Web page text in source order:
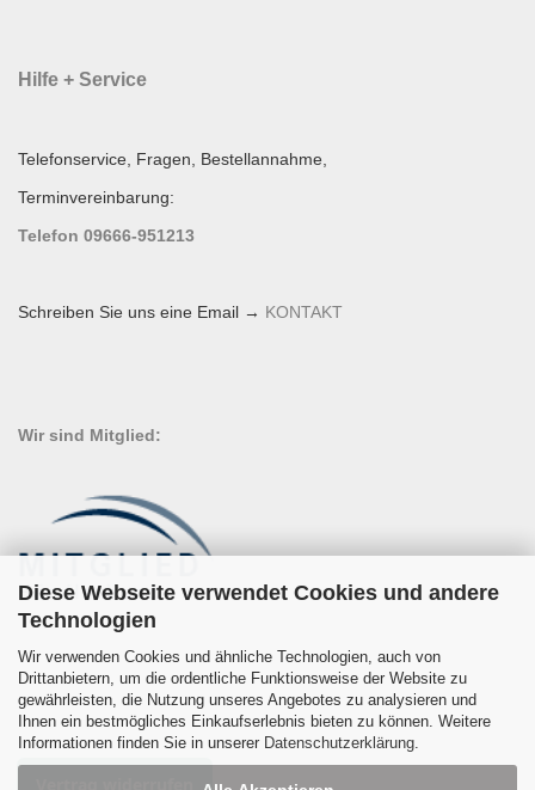
Diese Webseite verwendet Cookies und andere
Technologien
Wir verwenden Cookies und ähnliche Technologien, auch von
Drittanbietern, um die ordentliche Funktionsweise der Website zu
gewährleisten, die Nutzung unseres Angebotes zu analysieren und
Ihnen ein bestmögliches Einkaufserlebnis bieten zu können. Weitere
Informationen finden Sie in unserer Datenschutzerklärung.
Hilfe + Service
Telefonservice, Fragen, Bestellannahme,
Terminvereinbarung:
Telefon 09666-951213
Schreiben Sie uns eine Email → KONTAKT
Wir sind Mitglied: